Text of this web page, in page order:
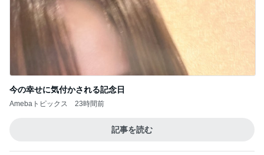
今の幸せに気付かされる記念日
Amebaトピックス 23時間前
記事を読む